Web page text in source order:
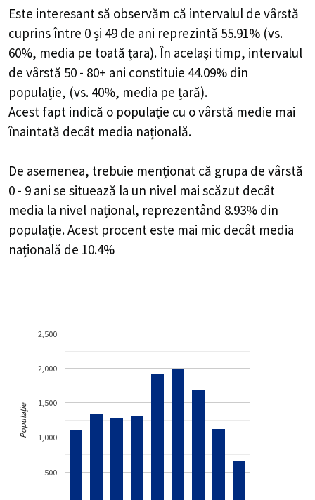
Este interesant să observăm că intervalul de vârstă
cuprins între 0 și 49 de ani reprezintă 55.91% (vs.
60%, media pe toată țara). În același timp, intervalul
de vârstă 50 - 80+ ani constituie 44.09% din
populație, (vs. 40%, media pe țară).
Acest fapt indică o populație cu o vârstă medie mai
înaintată decât media națională.
De asemenea, trebuie menționat că grupa de vârstă
0 - 9 ani se situează la un nivel mai scăzut decât
media la nivel național, reprezentând 8.93% din
populație. Acest procent este mai mic decât media
națională de 10.4%
500
1,000
1,500
2,000
2,500
Populație